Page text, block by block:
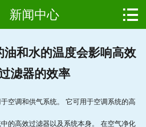
新闻中心 
油和水的温度会影响高效
滤器的效率
空调和供气系统。 它可用于空调系统的高
的高效过滤器以及系统本身。 在空气净化